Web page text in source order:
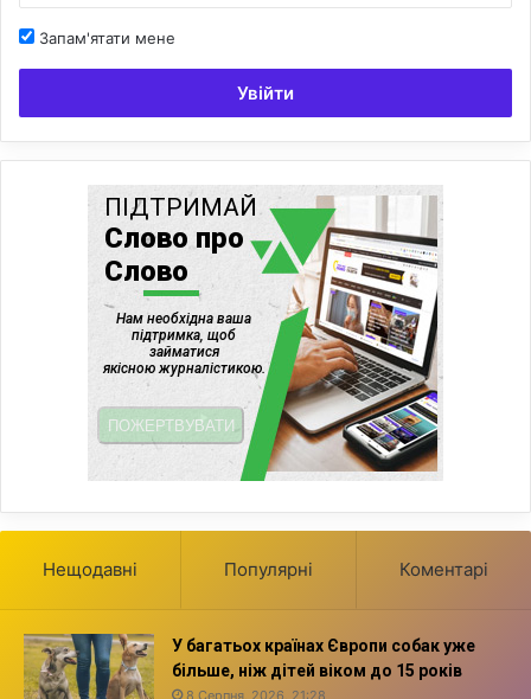
Запам'ятати мене
Увійти
Нещодавні Популярні Коментарі
У багатьох країнах Європи собак уже
більше, ніж дітей віком до 15 років
8 Серпня, 2026, 21:28